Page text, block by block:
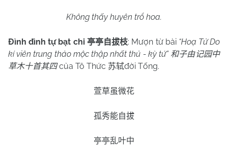
Không thấy huyên trổ hoa.
Đình đình tự bạt chi 亭亭自拔枝: Mượn từ bài “Hoạ Tử Do
kí viên trung thảo mộc thập nhất thủ - kỳ tứ” 和子由记园中
草木十首其四của Tô Thức 苏轼đời Tống.
萱草虽微花
孤秀能自拔
亭亭乱叶中